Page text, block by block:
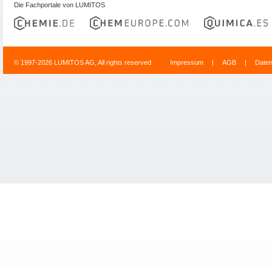
Die Fachportale von LUMITOS
© 1997-2026 LUMITOS AG, All rights reserved Impressum | AGB |